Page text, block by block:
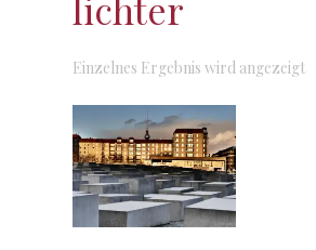
Einzelnes Ergebnis wird angezeigt